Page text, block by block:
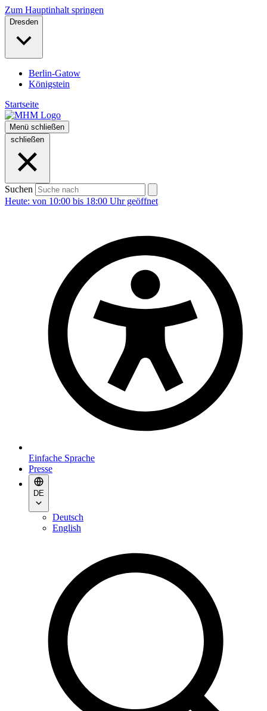
Zum Hauptinhalt springen
Dresden
Berlin-Gatow
Königstein
Startseite
Menü schließen
schließen
Suchen
Heute: von 10:00 bis 18:00 Uhr geöffnet
Einfache Sprache
Presse
DE
Deutsch
English